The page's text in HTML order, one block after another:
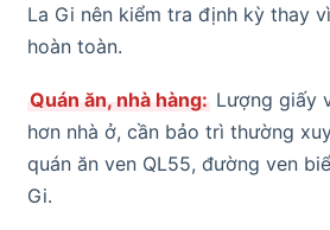
La Gi nên kiểm tra định kỳ thay
hoàn toàn.
Quán ăn, nhà hàng: Lượng giấy
hơn nhà ở, cần bảo trì thường
quán ăn ven QL55, đường ven
Gi.